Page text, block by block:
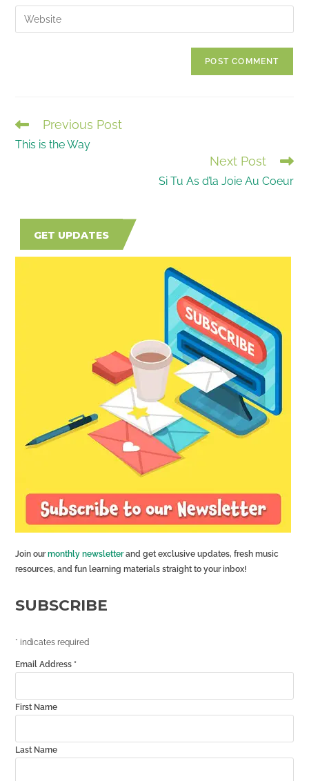
comment
email
address
Enter
your
READ
MORE
Previous Post
This is the Way
Next Post
Si Tu As d’la Joie Au Coeur
GET UPDATES
Join ourmonthly newsletterand get exclusive updates, fresh music
resources, and fun learning materials straight to your inbox!
SUBSCRIBE
* indicates required
Email Address *
First Name
Last Name